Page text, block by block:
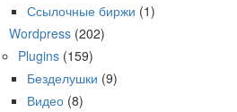
Ссылочные биржи (1)
Wordpress (202)
Plugins (159)
Безделушки (9)
Видео (8)